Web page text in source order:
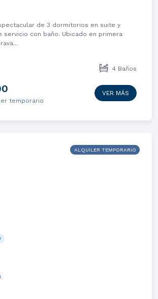
de 3 dormitorios en suite y
servicio con baño. Ubicado en primera
4 Baños
temporario
VER MÁS
ALQUILER TEMPORARIO